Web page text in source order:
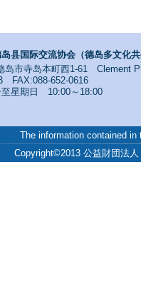
县国际交流协会（德岛多文化共
岛市寺岛本町西1-61 Clement
FAX:088-652-0616
至星期日 10:00～18:00
The information contained
Copyright©2013 公益財団法